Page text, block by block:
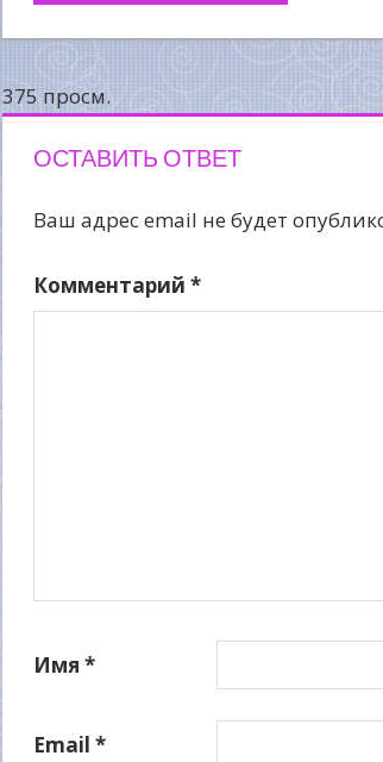
по
записям
375 просм.
ОСТАВИТЬ ОТВЕТ
Ваш адрес email не будет
Комментарий *
Имя *
Email *